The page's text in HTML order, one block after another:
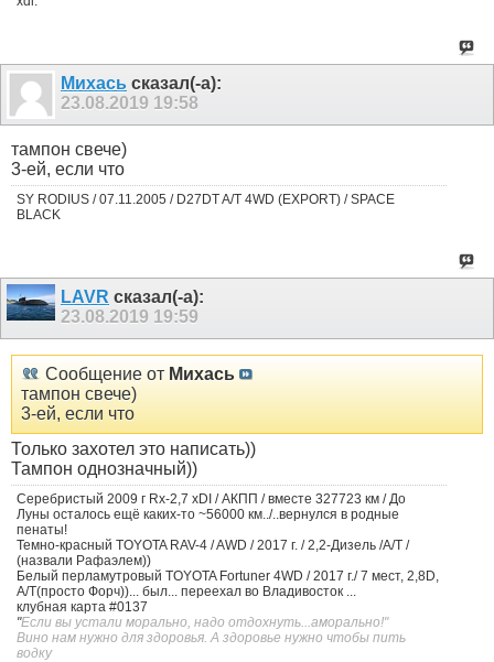
Михась сказал(-а):
23.08.2019 19:58
тампон свече)
3-ей, если что
SY RODIUS / 07.11.2005 / D27DT A/T 4WD (EXPORT) / SPACE
BLACK
LAVR сказал(-а):
23.08.2019 19:59
Сообщение от Михась
тампон свече)
3-ей, если что
Только захотел это написать))
Тампон однозначный))
Серебристый 2009 г Rx-2,7 xDI / АКПП / вместе 327723 км / До
Луны осталось ещё каких-то ~56000 км../..вернулся в родные
пенаты!
Темно-красный TOYOTA RAV-4 / AWD / 2017 г. / 2,2-Дизель /А/Т /
(назвали Рафаэлем))
Белый перламутровый TOYOTA Fortuner 4WD / 2017 г./ 7 мест, 2,8D,
А/Т(просто Форч))... был... переехал во Владивосток ...
клубная карта #0137
"Если вы устали морально, надо отдохнуть...аморально!"
Вино нам нужно для здоровья. А здоровье нужно чтобы пить
водку